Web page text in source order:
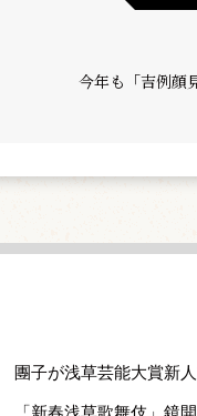
今年も「吉例顔
團子が浅草芸能大賞新
「新春浅草歌舞伎」鏡